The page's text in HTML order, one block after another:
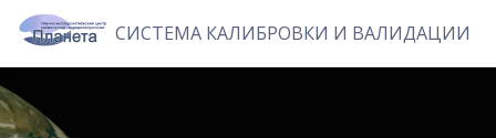
СИСТЕМА КАЛИБРОВКИ И ВАЛИДАЦИИ